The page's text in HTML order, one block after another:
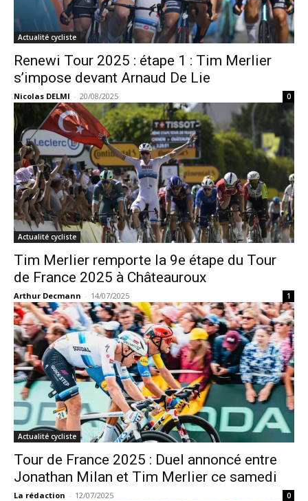
Actualité cycliste
Renewi Tour 2025 : étape 1 : Tim Merlier
s’impose devant Arnaud De Lie
Nicolas DELMI - 20/08/2025 0
Actualité cycliste
Tim Merlier remporte la 9e étape du Tour
de France 2025 à Châteauroux
Arthur Decmann - 14/07/2025 1
Actualité cycliste
Tour de France 2025 : Duel annoncé entre
Jonathan Milan et Tim Merlier ce samedi
La rédaction - 12/07/2025 0